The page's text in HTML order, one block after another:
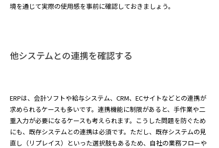
境を通じて実際の使用感を事前に確認しておきましょう。
他システムとの連携を確認する
ERPは、会計ソフトや給与システム、CRM、ECサイトなどとの連携が
求められるケースも多いです。連携機能に制限があると、手作業や二
重入力が必要になるケースも考えられます。こうした問題を防ぐため
にも、既存システムとの連携は必須です。ただし、既存システムの見
直し（リプレイス）といった選択肢もあるため、自社の業務フローや